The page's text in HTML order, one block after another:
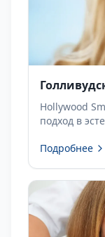
Hollywood
подход в
Подробнее